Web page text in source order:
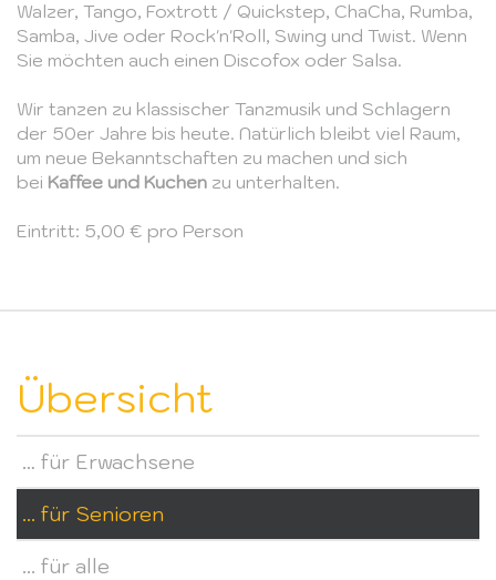
Walzer, Tango, Foxtrott / Quickstep, ChaCha, Rumba,
Samba, Jive oder Rock'n'Roll, Swing und Twist. Wenn
Sie möchten auch einen Discofox oder Salsa.
Wir tanzen zu klassischer Tanzmusik und Schlagern
der 50er Jahre bis heute. Natürlich bleibt viel Raum,
um neue Bekanntschaften zu machen und sich
bei Kaffee und Kuchen zu unterhalten.
Eintritt: 5,00 € pro Person
Übersicht
… für Erwachsene
... für Senioren
... für alle